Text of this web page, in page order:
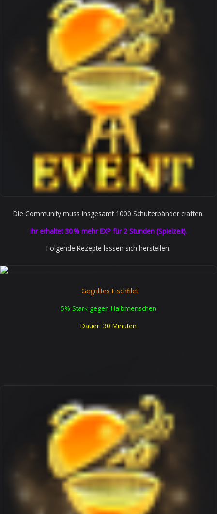
Die Community muss insgesamt 1000 Schulterbänder craften.
Ihr erhaltet 30 % mehr EXP für 2 Stunden (Spielzeit).
Folgende Rezepte lassen sich herstellen:
Gegrilltes Fischfilet
5% Stark gegen Halbmenschen
Dauer: 30 Minuten